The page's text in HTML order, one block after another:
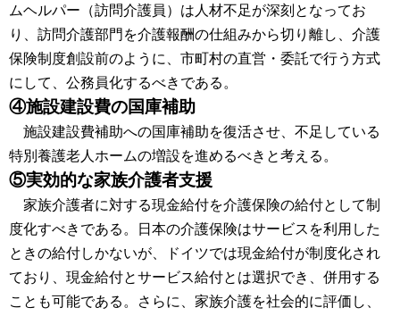
ムヘルパー（訪問介護員）は人材不足が深刻となってお
り、訪問介護部門を介護報酬の仕組みから切り離し、介護
保険制度創設前のように、市町村の直営・委託で行う方式
にして、公務員化するべきである。
④施設建設費の国庫補助
施設建設費補助への国庫補助を復活させ、不足している
特別養護老人ホームの増設を進めるべきと考える。
⑤実効的な家族介護者支援
家族介護者に対する現金給付を介護保険の給付として制
度化すべきである。日本の介護保険はサービスを利用した
ときの給付しかないが、ドイツでは現金給付が制度化され
ており、現金給付とサービス給付とは選択でき、併用する
ことも可能である。さらに、家族介護を社会的に評価し、